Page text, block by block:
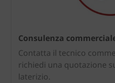
Consulenza
Contatta il tecnico
richiedi una quotazione
laterizio.